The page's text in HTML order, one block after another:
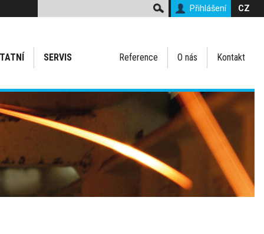
Přihlášení CZ
SERVIS Reference O nás Kontakt